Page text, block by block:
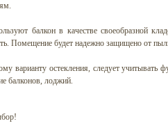
балкон в качестве своеобразной
Помещение будет надежно защищено от
варианту остекления, следует учитывать
балконов, лоджий.